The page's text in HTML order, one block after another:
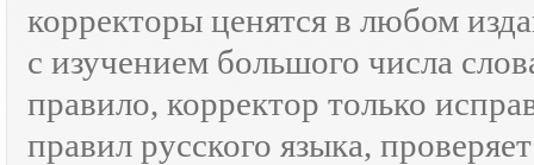
корректоры ценятся в любом
с изучением большого числа
правило, корректор только
правил русского языка,